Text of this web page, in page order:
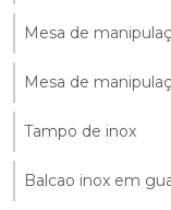
Mesa de
Mesa de
Tampo de inox
Balcao inox em